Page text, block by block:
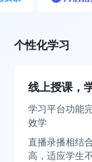
个性化学习
线上授课，
学习平台功能
效学
直播录播相结
高，适应学生